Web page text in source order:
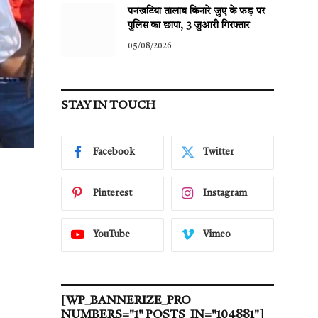
पनखटिया तालाब किनारे जुए के फड़ पर
पुलिस का छापा, 3 जुआरी गिरफ्तार
05/08/2026
STAY IN TOUCH
Facebook Twitter
Pinterest Instagram
YouTube Vimeo
[WP_BANNERIZE_PRO
NUMBERS="1" POSTS_IN="104881"]